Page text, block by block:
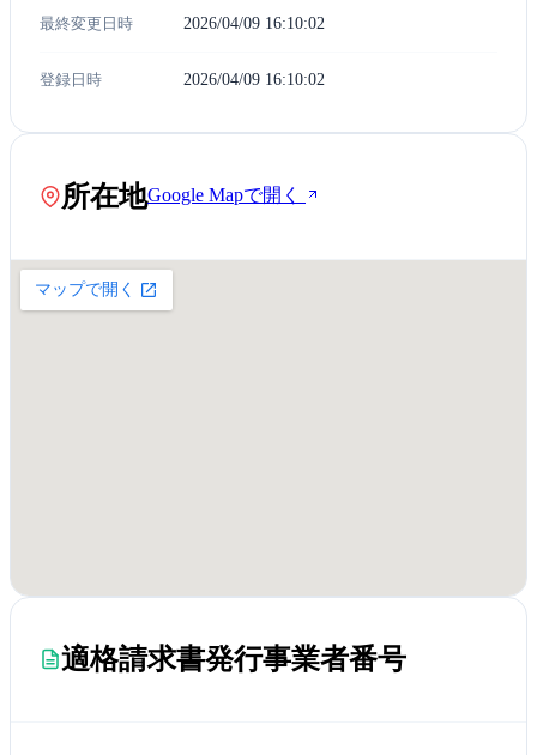
最終変更日時 2026/04/09 16:10:02
登録日時 2026/04/09 16:10:02
所在地Google Mapで開く
適格請求書発行事業者番号